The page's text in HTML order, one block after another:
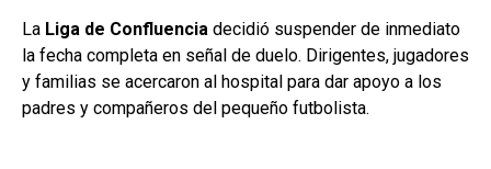
La Liga de Confluencia decidió suspender de inmediato
la fecha completa en señal de duelo. Dirigentes, jugadores
y familias se acercaron al hospital para dar apoyo a los
padres y compañeros del pequeño futbolista.